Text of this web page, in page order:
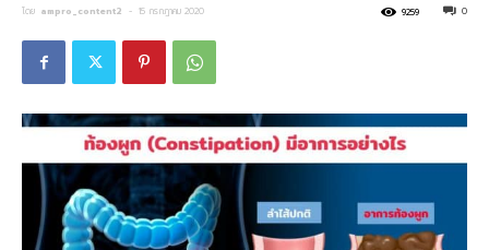
โดย ampro_content2 - 15 กรกฎาคม 2020 0
9259